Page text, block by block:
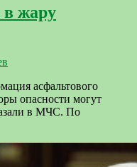
в жару
асфальтового
опасности могут
в МЧС. По